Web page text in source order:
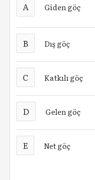
A Giden göç
B Dış göç
C Katkılı göç
D Gelen göç
E Net göç